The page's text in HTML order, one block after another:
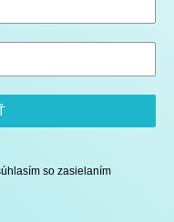
so zasielaním